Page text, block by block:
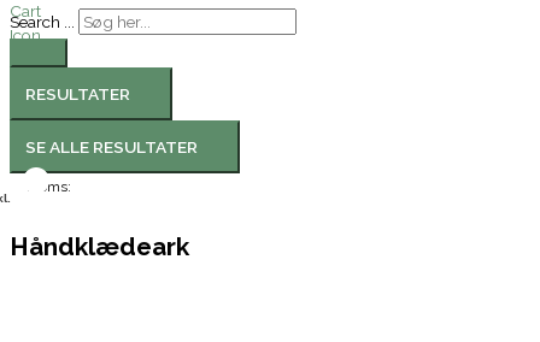
Search ...
RESULTATER
SE ALLE RESULTATER
Moms:
Håndklædeark